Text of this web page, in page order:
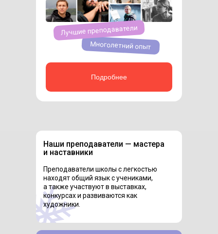
Многолетний опыт
Лучшие преподаватели
Подробнее
Преподаватели школы с легкостью
находят общий язык с учениками,
а также участвуют в выставках,
конкурсах и развиваются как
художники.
Наши преподаватели — мастера
и наставники